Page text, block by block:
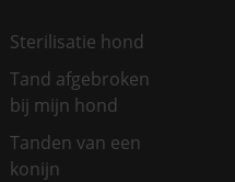
Sterilisatie hond
Tand afgebroken
bij mijn hond
Tanden van een
konijn